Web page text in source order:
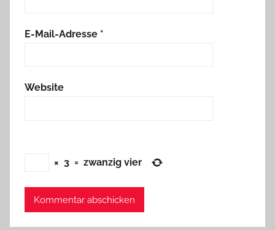
E-Mail-Adresse *
Website
× 3 = zwanzig vier